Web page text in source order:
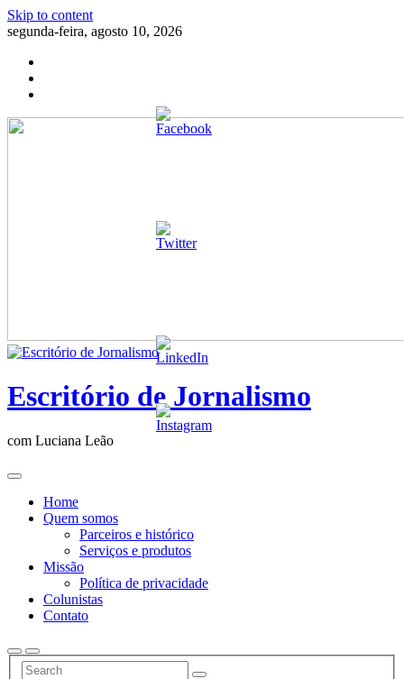
Skip to content
segunda-feira, agosto 10, 2026
Escritório de Jornalismo
com Luciana Leão
Home
Quem somos
Parceiros e histórico
Serviços e produtos
Missão
Política de privacidade
Colunistas
Contato